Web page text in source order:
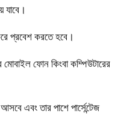
যাবে।
প্রবেশ করতে হবে।
ফোন কিংবা কম্পিউটারের
এবং তার পাশে পার্সেন্টেজ